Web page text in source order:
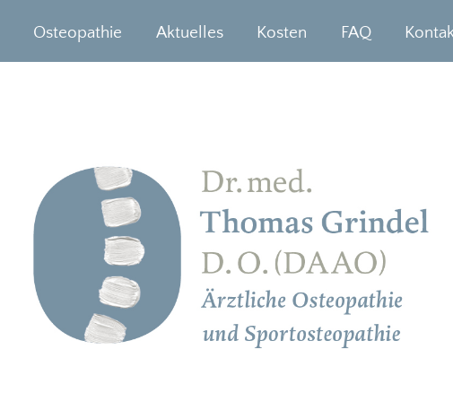
Thomas Grindel
Osteopathie Aktuelles Kosten FAQ